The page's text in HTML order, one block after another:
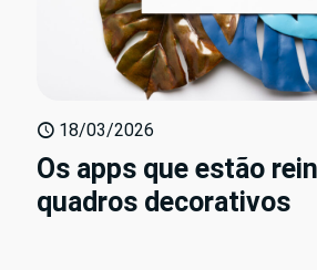
18/03/2026
Os apps que estão
quadros decorativos